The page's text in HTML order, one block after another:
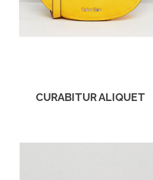
CURABITUR ALIQUET